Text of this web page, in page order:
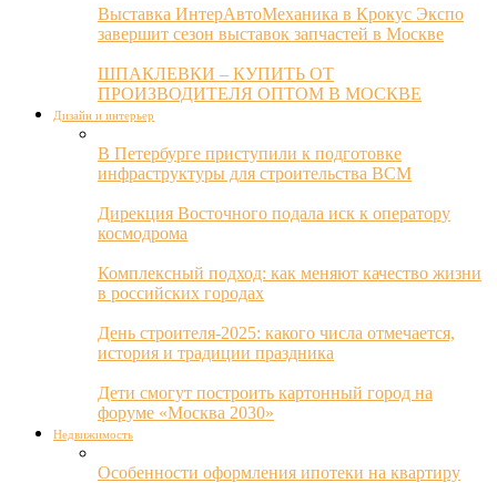
Выставка ИнтерАвтоМеханика в Крокус Экспо
завершит сезон выставок запчастей в Москве
ШПАКЛЕВКИ – КУПИТЬ ОТ
ПРОИЗВОДИТЕЛЯ ОПТОМ В МОСКВЕ
Дизайн и интерьер
В Петербурге приступили к подготовке
инфраструктуры для строительства ВСМ
Дирекция Восточного подала иск к оператору
космодрома
Комплексный подход: как меняют качество жизни
в российских городах
День строителя-2025: какого числа отмечается,
история и традиции праздника
Дети смогут построить картонный город на
форуме «Москва 2030»
Недвижимость
Особенности оформления ипотеки на квартиру